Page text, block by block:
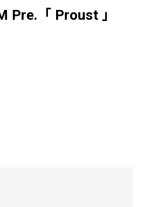
Pre.「 Proust 」